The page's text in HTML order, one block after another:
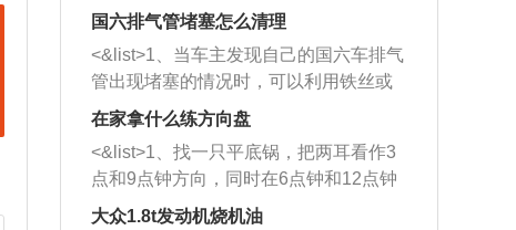
牌，但是中高低端的轮胎都有生产，这
也是为了更好的开拓市场。
国六排气管堵塞怎么清理
<&list>1、当车主发现自己的国六车排气
管出现堵塞的情况时，可以利用铁丝或
者是细棍，直接将杂物给取出来，如果
堵塞情况比较严重，也可以采取应急措
施。 <&list>2、直接利用木棍将所有的
杂物推到排气管里面的位置处，然后将
三元催化器拆解开，就可以将堵塞的东
在家拿什么练方向盘
<&list>1、找一只平底锅，把两耳看作3
点和9点钟方向，同时在6点钟和12点钟
方向做一个标记。 <&list>2、双手握住
大众1.8t发动机烧机油